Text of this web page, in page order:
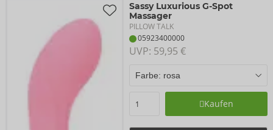
Sassy Luxurious G-Spot
Massager
PILLOW TALK
05923400000
UVP: 59,95 €
Kaufen